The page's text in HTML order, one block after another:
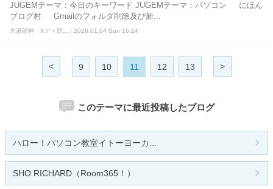
JUGEMテーマ：今日のキーワード JUGEMテーマ：パソコン にほん
ブログ村 Gmailのフォルダ削除及び新...
大道師神 Xディ防... | 2026.01.04 Sun 16:14
< 9 10 11 12 13 >
このテーマに最近投稿したブログ
ハロー！パソコン教室イトーヨーカ...
SHO RICHARD（Room365！）